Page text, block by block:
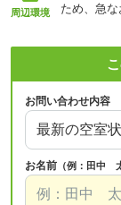
周辺環境
ため、急な
お問い合わせ内容
お名前 （例：田中